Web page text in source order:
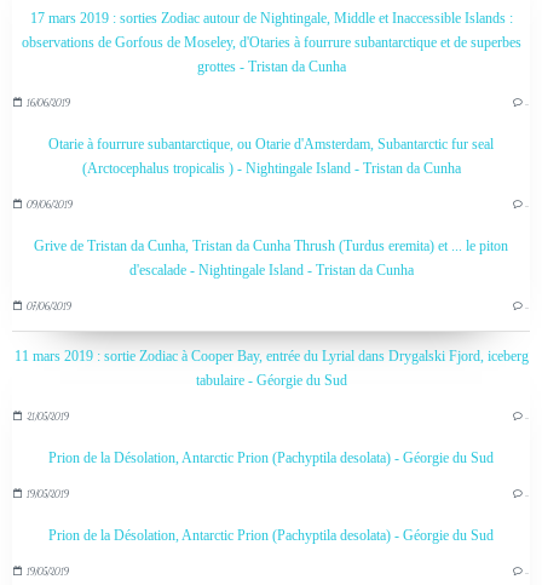
17 mars 2019 : sorties Zodiac autour de Nightingale, Middle et Inaccessible Islands :
observations de Gorfous de Moseley, d'Otaries à fourrure subantarctique et de superbes
grottes - Tristan da Cunha
16/06/2019 …
Otarie à fourrure subantarctique, ou Otarie d'Amsterdam, Subantarctic fur seal
(Arctocephalus tropicalis ) - Nightingale Island - Tristan da Cunha
09/06/2019 …
Grive de Tristan da Cunha, Tristan da Cunha Thrush (Turdus eremita) et ... le piton
d'escalade - Nightingale Island - Tristan da Cunha
07/06/2019 …
11 mars 2019 : sortie Zodiac à Cooper Bay, entrée du Lyrial dans Drygalski Fjord, iceberg
tabulaire - Géorgie du Sud
21/05/2019 …
Prion de la Désolation, Antarctic Prion (Pachyptila desolata) - Géorgie du Sud
19/05/2019 …
Prion de la Désolation, Antarctic Prion (Pachyptila desolata) - Géorgie du Sud
19/05/2019 …